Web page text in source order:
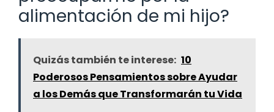
alimentación de mi hijo?
Quizás también te interese: 10
Poderosos Pensamientos sobre Ayudar
a los Demás que Transformarán tu Vida